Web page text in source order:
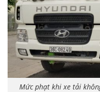
Mức phạt khi xe tải